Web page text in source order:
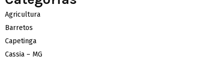
Agricultura
Barretos
Capetinga
Cassia – MG